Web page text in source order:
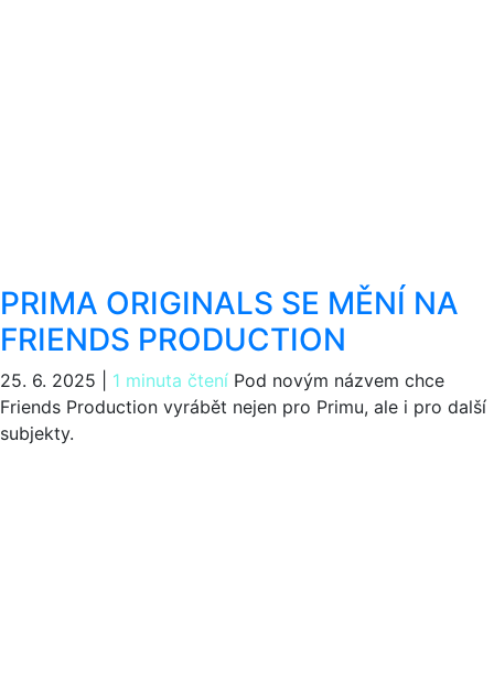
PRIMA ORIGINALS SE MĚNÍ NA
FRIENDS PRODUCTION
25. 6. 2025 1 minuta čtení Pod novým názvem chce
Friends Production vyrábět nejen pro Primu, ale i pro další
subjekty.